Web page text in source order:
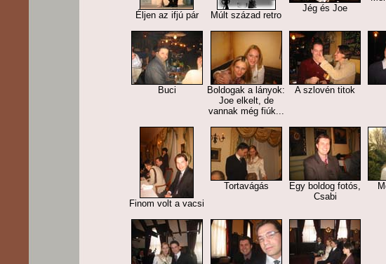
Éljen az ifjú pár Múlt század retro
Jég és Joe
Buci
Boldogak a lányok:
Joe elkelt, de
vannak még fiúk...
A szlovén titok
Finom volt a vacsi
Tortavágás
Egy boldog fotós,
Csabi